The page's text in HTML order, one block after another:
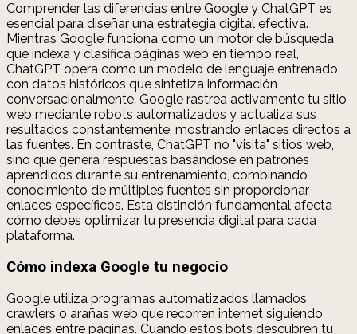
Comprender las diferencias entre Google y ChatGPT es
esencial para diseñar una estrategia digital efectiva.
Mientras Google funciona como un motor de búsqueda
que indexa y clasifica páginas web en tiempo real,
ChatGPT opera como un modelo de lenguaje entrenado
con datos históricos que sintetiza información
conversacionalmente. Google rastrea activamente tu sitio
web mediante robots automatizados y actualiza sus
resultados constantemente, mostrando enlaces directos a
las fuentes. En contraste, ChatGPT no "visita" sitios web,
sino que genera respuestas basándose en patrones
aprendidos durante su entrenamiento, combinando
conocimiento de múltiples fuentes sin proporcionar
enlaces específicos. Esta distinción fundamental afecta
cómo debes optimizar tu presencia digital para cada
plataforma.
Cómo indexa Google tu negocio
Google utiliza programas automatizados llamados
crawlers o arañas web que recorren internet siguiendo
enlaces entre páginas. Cuando estos bots descubren tu